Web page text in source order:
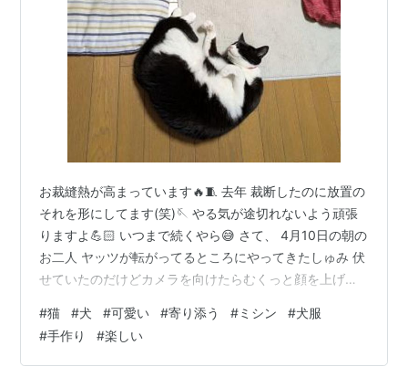
お裁縫熱が高まっています🔥🧵 去年 裁断したのに放置の
それを形にしてます(笑)🪡 やる気が途切れないよう頑張
りますよ💪🏻 いつまで続くやら😅 さて、 4月10日の朝の
お二人 ヤッツが転がってるところにやってきたしゅみ 伏
せていたのだけどカメラを向けたらむくっと顔を上げち
ない人もポチッとお願い🙏🏻 ありがとう😄
#猫 #犬 #可愛い #寄り添う #ミシン #犬服
#手作り #楽しい